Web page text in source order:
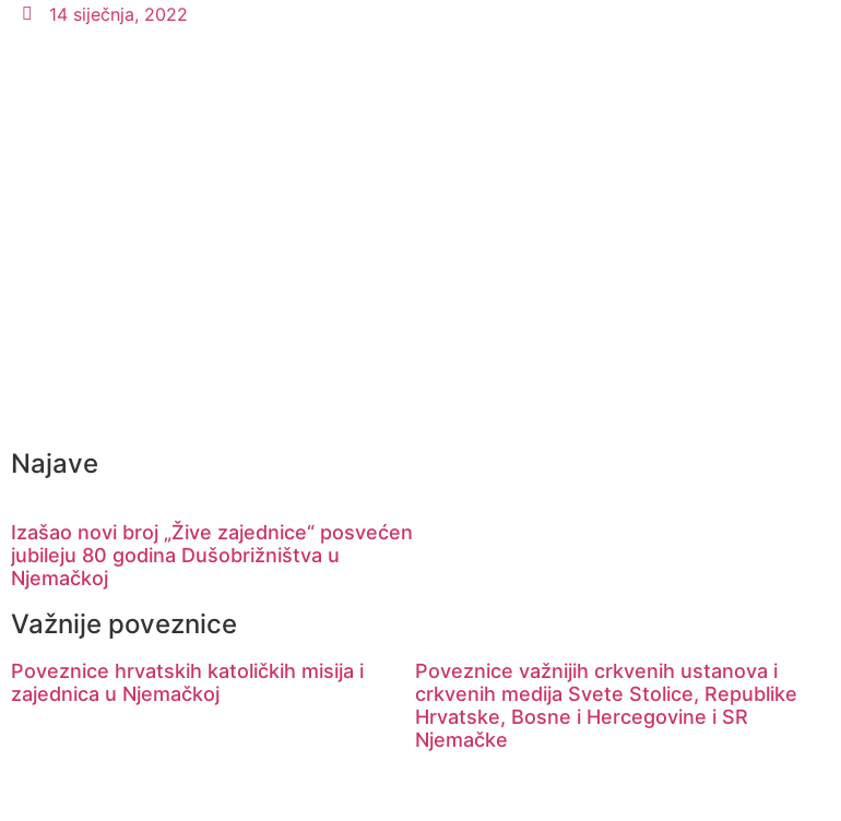
14 siječnja, 2022
Najave
Izašao novi broj „Žive zajednice“ posvećen
jubileju 80 godina Dušobrižništva u
Njemačkoj
Važnije poveznice
Poveznice hrvatskih katoličkih misija i
zajednica u Njemačkoj
Poveznice važnijih crkvenih ustanova i
crkvenih medija Svete Stolice, Republike
Hrvatske, Bosne i Hercegovine i SR
Njemačke